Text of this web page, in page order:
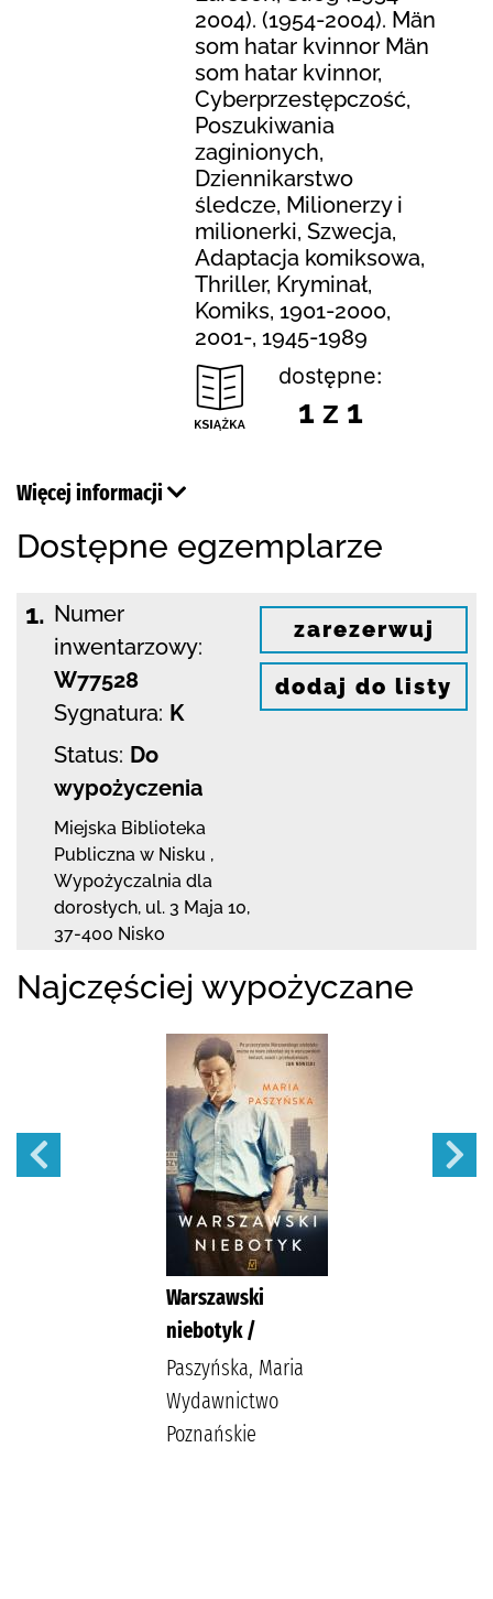
2004). (1954-2004). Män
som hatar kvinnor Män
som hatar kvinnor,
Cyberprzestępczość,
Poszukiwania
zaginionych,
Dziennikarstwo
śledcze, Milionerzy i
milionerki, Szwecja,
Adaptacja komiksowa,
Thriller, Kryminał,
Komiks, 1901-2000,
2001-, 1945-1989
dostępne:
1 z 1
Więcej informacji
Dostępne egzemplarze
1. Numer
inwentarzowy:
W77528
Sygnatura: K
Status: Do
wypożyczenia
Miejska Biblioteka
Publiczna w Nisku ,
Wypożyczalnia dla
dorosłych, ul. 3 Maja 10,
37-400 Nisko
zarezerwuj
dodaj do listy
Najczęściej wypożyczane
Warszawski
niebotyk /
Paszyńska, Maria
Wydawnictwo
Poznańskie